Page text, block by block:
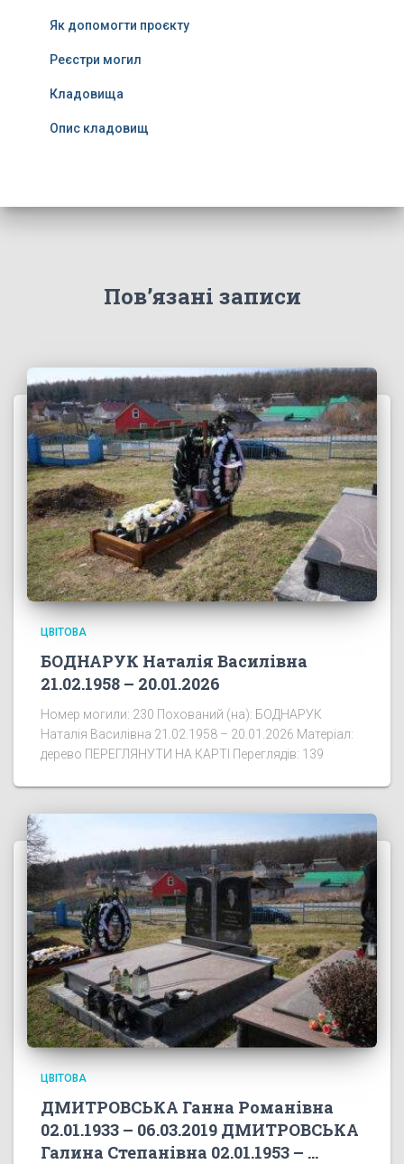
Як допомогти проєкту
Реєстри могил
Кладовища
Опис кладовищ
Пов’язані записи
ЦВІТОВА
БОДНАРУК Наталія Василівна
21.02.1958 – 20.01.2026
Номер могили: 230 Похований (на): БОДНАРУК
Наталія Василівна 21.02.1958 – 20.01.2026 Матеріал:
дерево ПЕРЕГЛЯНУТИ НА КАРТІ Переглядів: 139
ЦВІТОВА
ДМИТРОВСЬКА Ганна Романівна
02.01.1933 – 06.03.2019 ДМИТРОВСЬКА
Галина Степанівна 02.01.1953 – …